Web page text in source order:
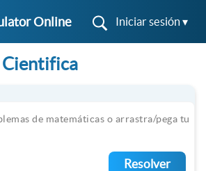
Online Iniciar sesión ▾
Cientifica
Resolver